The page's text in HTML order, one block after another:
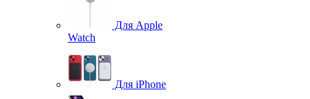
Для Apple
Watch
Для iPhone